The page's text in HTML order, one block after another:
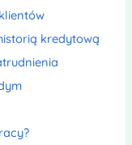
kredytową